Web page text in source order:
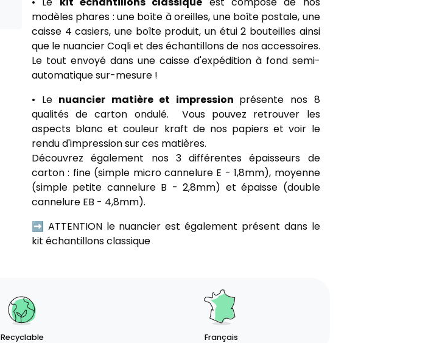
modèles phares : une boîte à oreilles, une boîte postale, une
caisse 4 casiers, une boîte produit, un étui 2 bouteilles ainsi
que le nuancier Coqli et des échantillons de nos accessoires.
Le tout envoyé dans une caisse d'expédition à fond semi-
automatique sur-mesure !
• Le nuancier matière et impression présente nos 8
qualités de carton ondulé. Vous pouvez retrouver les
aspects blanc et couleur kraft de nos papiers et voir le
rendu d'impression sur ces matières.
Découvrez également nos 3 différentes épaisseurs de
carton : fine (simple micro cannelure E - 1,8mm), moyenne
(simple petite cannelure B - 2,8mm) et épaisse (double
cannelure EB - 4,8mm).
➡️ ATTENTION le nuancier est également présent dans le
kit échantillons classique
Recyclable Français